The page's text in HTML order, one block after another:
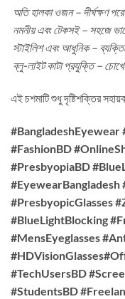
অতি হালকা ওজন – দীর্ঘক্ষণ
নমনীয় এবং টেকসই – সহজে
স্টাইলিশ এবং আধুনিক –
ব্লু-লাইট কাটা প্রযুক্তি –
এই চশমাটি শুধু দৃষ্টিশক্তির
#BangladeshEyewear
#FashionBD
#PresbyopiaBD
#PresbyopicGlasses
#BlueLightBlocking
#MensEyeglasses
#TechUsersBD
#StudentsBD